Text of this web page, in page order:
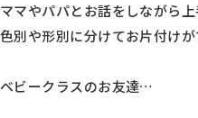
ママやパパとお話をしながら
色別や形別に分けてお片付けが
ベビークラスのお友達…